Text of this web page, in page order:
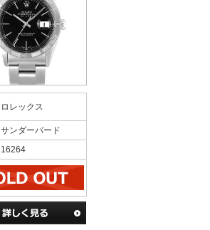
ロレックス
サンダーバード
16264